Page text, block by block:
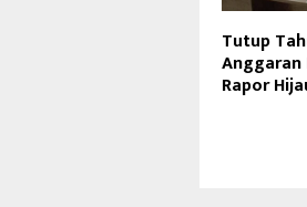
Tutup
Anggaran
Rapor